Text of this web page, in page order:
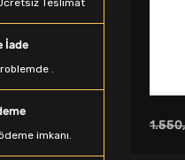
Teslimat
İade
.
imkanı.